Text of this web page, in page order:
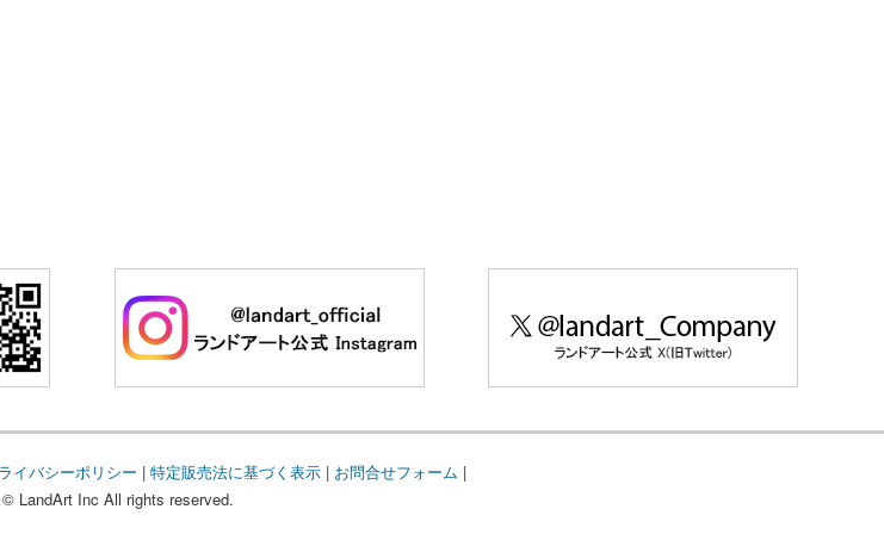
イバシーポリシー | 特定販売法に基づく表示| お問合せフォーム |
LandArt Inc All rights reserved.